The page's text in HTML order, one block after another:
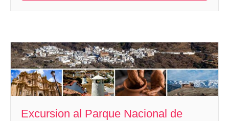
Excursion al Parque Nacional de